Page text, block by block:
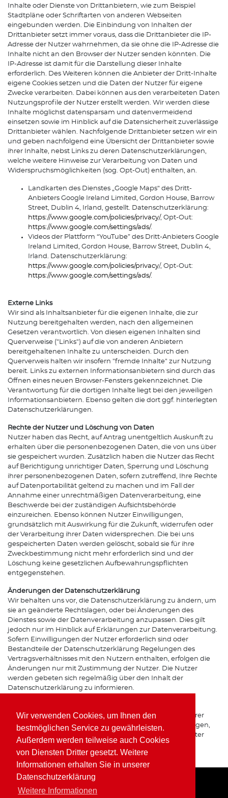
Wir verwenden Cookies, um Ihnen den
bestmöglichen Service zu gewährleisten.
Außerdem werden teilweise auch Cookies
von Diensten Dritter gesetzt. Weitere
Informationen erhalten Sie in unserer
Datenschutzerklärung
Weitere Informationen
Inhalte oder Dienste von Drittanbietern, wie zum Beispiel
Stadtpläne oder Schriftarten von anderen Webseiten
eingebunden werden. Die Einbindung von Inhalten der
Drittanbieter setzt immer voraus, dass die Drittanbieter die IP-
Adresse der Nutzer wahrnehmen, da sie ohne die IP-Adresse die
Inhalte nicht an den Browser der Nutzer senden könnten. Die
IP-Adresse ist damit für die Darstellung dieser Inhalte
erforderlich. Des Weiteren können die Anbieter der Dritt-Inhalte
eigene Cookies setzen und die Daten der Nutzer für eigene
Zwecke verarbeiten. Dabei können aus den verarbeiteten Daten
Nutzungsprofile der Nutzer erstellt werden. Wir werden diese
Inhalte möglichst datensparsam und datenvermeidend
einsetzen sowie im Hinblick auf die Datensicherheit zuverlässige
Drittanbieter wählen. Nachfolgende Drittanbieter setzen wir ein
und geben nachfolgend eine Übersicht der Drittanbieter sowie
ihrer Inhalte, nebst Links zu deren Datenschutzerklärungen,
welche weitere Hinweise zur Verarbeitung von Daten und
Widerspruchsmöglichkeiten (sog. Opt-Out) enthalten, an.
Landkarten des Dienstes „Google Maps“ des Dritt-
Anbieters Google Ireland Limited, Gordon House, Barrow
Street, Dublin 4, Irland, gestellt. Datenschutzerklärung:
https://www.google.com/policies/privacy/, Opt-Out:
https://www.google.com/settings/ads/.
Videos der Plattform “YouTube” des Dritt-Anbieters Google
Ireland Limited, Gordon House, Barrow Street, Dublin 4,
Irland. Datenschutzerklärung:
https://www.google.com/policies/privacy/, Opt-Out:
https://www.google.com/settings/ads/.
Externe Links
Wir sind als Inhaltsanbieter für die eigenen Inhalte, die zur
Nutzung bereitgehalten werden, nach den allgemeinen
Gesetzen verantwortlich. Von diesen eigenen Inhalten sind
Querverweise ("Links") auf die von anderen Anbietern
bereitgehaltenen Inhalte zu unterscheiden. Durch den
Querverweis halten wir insofern "fremde Inhalte" zur Nutzung
bereit. Links zu externen Informationsanbietern sind durch das
Öffnen eines neuen Browser-Fensters gekennzeichnet. Die
Verantwortung für die dortigen Inhalte liegt bei den jeweiligen
Informationsanbietern. Ebenso gelten die dort ggf. hinterlegten
Datenschutzerklärungen.
Rechte der Nutzer und Löschung von Daten
Nutzer haben das Recht, auf Antrag unentgeltlich Auskunft zu
erhalten über die personenbezogenen Daten, die von uns über
sie gespeichert wurden. Zusätzlich haben die Nutzer das Recht
auf Berichtigung unrichtiger Daten, Sperrung und Löschung
ihrer personenbezogenen Daten, sofern zutreffend, Ihre Rechte
auf Datenportabilität geltend zu machen und im Fall der
Annahme einer unrechtmäßigen Datenverarbeitung, eine
Beschwerde bei der zuständigen Aufsichtsbehörde
einzureichen. Ebenso können Nutzer Einwilligungen,
grundsätzlich mit Auswirkung für die Zukunft, widerrufen oder
der Verarbeitung ihrer Daten widersprechen. Die bei uns
gespeicherten Daten werden gelöscht, sobald sie für ihre
Zweckbestimmung nicht mehr erforderlich sind und der
Löschung keine gesetzlichen Aufbewahrungspflichten
entgegenstehen.
Änderungen der Datenschutzerklärung
Wir behalten uns vor, die Datenschutzerklärung zu ändern, um
sie an geänderte Rechtslagen, oder bei Änderungen des
Dienstes sowie der Datenverarbeitung anzupassen. Dies gilt
jedoch nur im Hinblick auf Erklärungen zur Datenverarbeitung.
Sofern Einwilligungen der Nutzer erforderlich sind oder
Bestandteile der Datenschutzerklärung Regelungen des
Vertragsverhältnisses mit den Nutzern enthalten, erfolgen die
Änderungen nur mit Zustimmung der Nutzer. Die Nutzer
werden gebeten sich regelmäßig über den Inhalt der
Datenschutzerklärung zu informieren.
Bei Fragen zur Erhebung, Verarbeitung oder Nutzung Ihrer
personenbezogenen Daten, bei Auskünften, Berichtigungen,
Sperrung oder Löschung von Daten sowie Widerruf erteilter
Einwilligungen wenden Sie sich bitte an unsere(n)
Datenschutzbeauftragte(n) bzw. Apothekeninhaber(in).
Home Impressum